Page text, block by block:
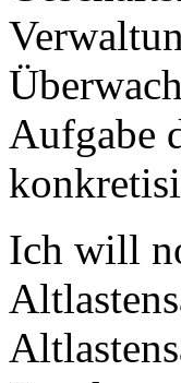
Aufgabe
Ich will